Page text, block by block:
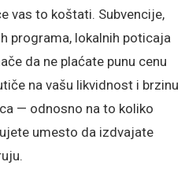
vas to koštati. Subvencije,
programa, lokalnih poticaja
da ne plaćate punu cenu
na vašu likvidnost i brzinu
— odnosno na to koliko
umesto da izdvajate